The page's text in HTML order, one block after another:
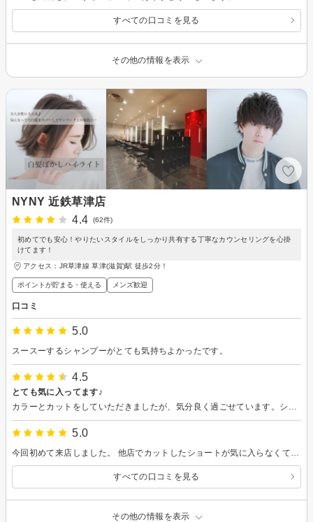
すべての口コミを見る
その他の情報を表示
NYNY 近鉄草津店
4.4
(62件)
初めてでも安心！やりたいスタイルをしっかり共有する丁寧なカウンセリングを心掛
けてます！
アクセス：JR草津線 草津(滋賀)駅 徒歩2分！
ポイントが貯まる・使える メンズ歓迎
口コミ
5.0
スースーするシャンプーがとても気持ちよかったです。
4.5
とても気に入ってます♪
5.0
すべての口コミを見る
その他の情報を表示